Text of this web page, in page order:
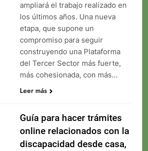
ampliará el trabajo realizado en
los últimos años. Una nueva
etapa, que supone un
compromiso para seguir
construyendo una Plataforma
del Tercer Sector más fuerte,
más cohesionada, con más…
Leer más
Guía para hacer trámites
online relacionados con la
discapacidad desde casa,